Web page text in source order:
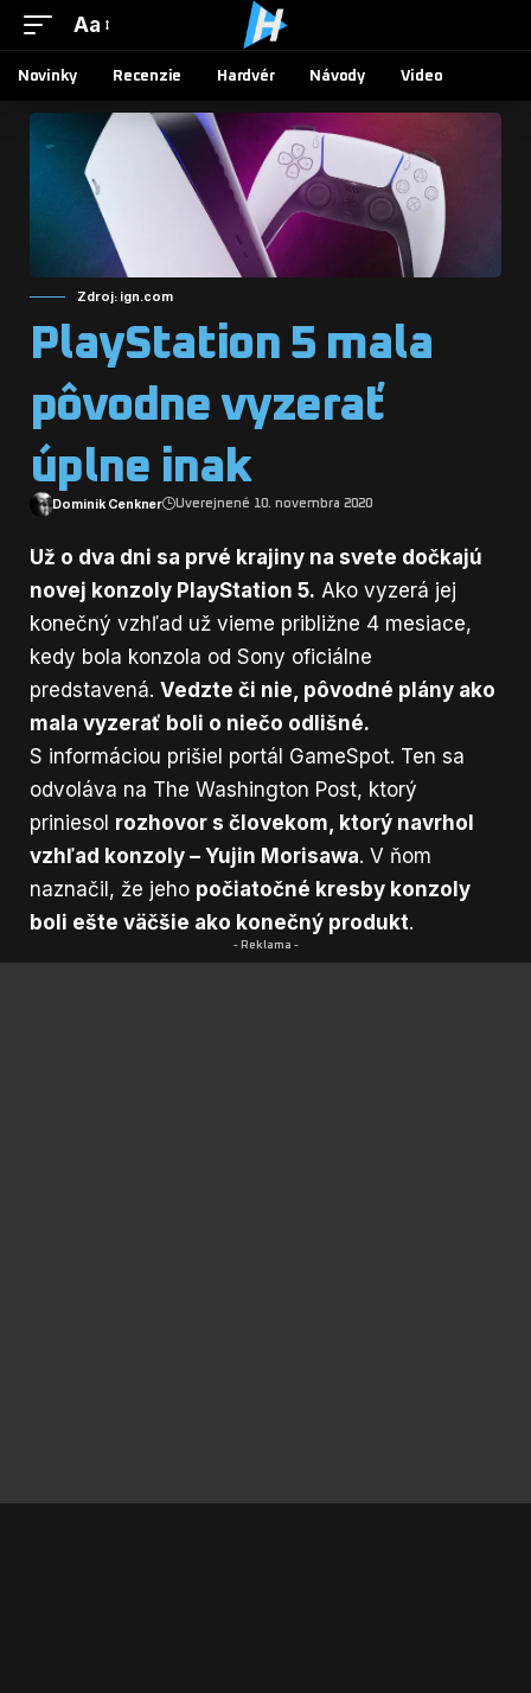
Aa
Novinky Recenzie Hardvér Návody Video
Zdroj: ign.com
PlayStation 5 mala
pôvodne vyzerať
úplne inak
Dominik Cenkner Uverejnené 10. novembra 2020
Už o dva dni sa prvé krajiny na svete dočkajú
novej konzoly PlayStation 5. Ako vyzerá jej
konečný vzhľad už vieme približne 4 mesiace,
kedy bola konzola od Sony oficiálne
predstavená. Vedzte či nie, pôvodné plány ako
mala vyzerať boli o niečo odlišné.
S informáciou prišiel portál GameSpot. Ten sa
odvoláva na The Washington Post, ktorý
priniesol rozhovor s človekom, ktorý navrhol
vzhľad konzoly – Yujin Morisawa. V ňom
naznačil, že jeho počiatočné kresby konzoly
boli ešte väčšie ako konečný produkt.
- Reklama -